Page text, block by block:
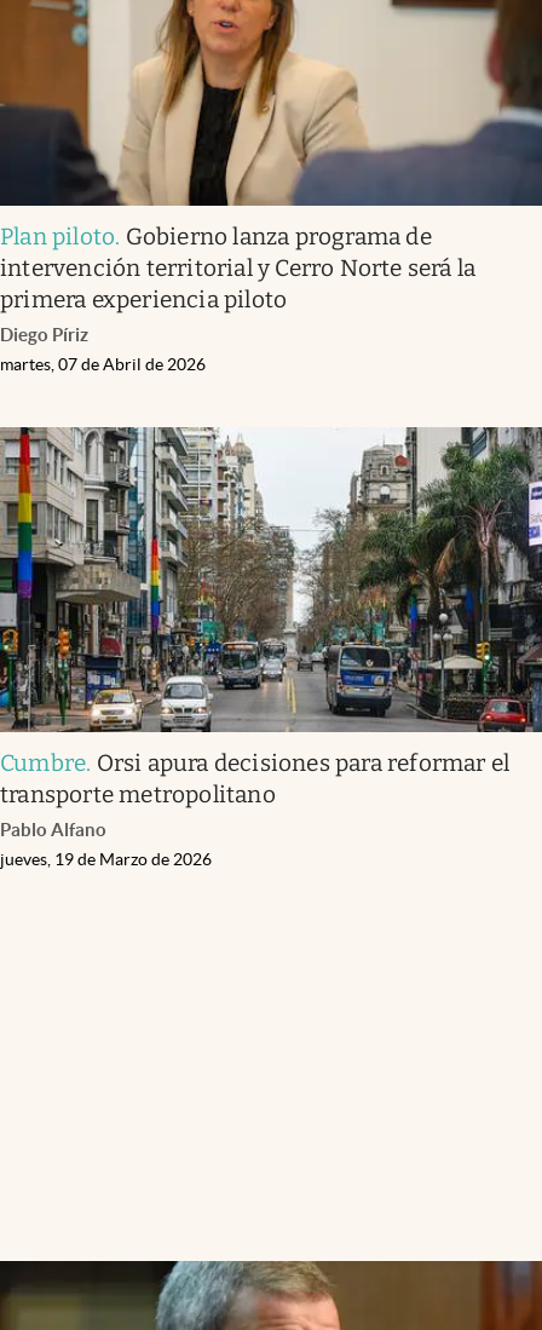
Plan piloto. Gobierno lanza programa de
intervención territorial y Cerro Norte será la
primera experiencia piloto
Diego Píriz
martes, 07 de Abril de 2026
Cumbre. Orsi apura decisiones para reformar el
transporte metropolitano
Pablo Alfano
jueves, 19 de Marzo de 2026